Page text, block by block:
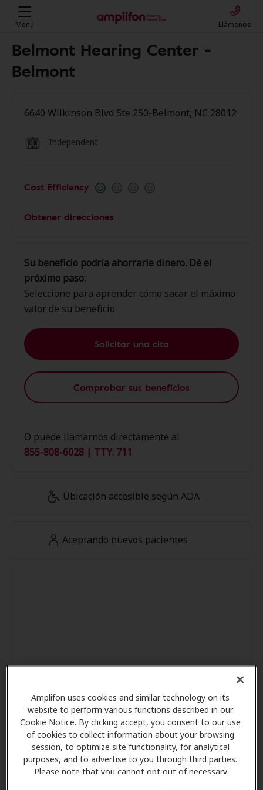
Amplifon uses cookies and similar technology on its
website to perform various functions described in our
Cookie Notice. By clicking accept, you consent to our use
of cookies to collect information about your browsing
session, to optimize site functionality, for analytical
purposes, and to advertise to you through third parties.
Please note that you cannot opt out of necessary
Menú Llámenos
Belmont Hearing Center -
Belmont
6640 Wilkinson Blvd Ste 250-Belmont, NC 28012
Independent
Cost Efficiency
Obtener direcciones
Su beneficio podría ahorrarle dinero. Dé el
próximo paso:
Seleccione para aprender cómo sacar el máximo
valor de su beneficio
Solicitar una cita
Comprobar sus beneficios
O puede llamarnos directamente al
855-808-6028 | TTY: 711
Ubicación accesible según ADA
Aceptando nuevos pacientes